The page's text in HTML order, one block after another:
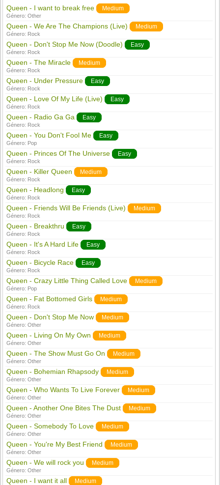
Queen - I want to break free Medium
Género:Other
Queen - We Are The Champions (Live) Medium
Género: Rock
Queen - Don't Stop Me Now (Doodle) Easy
Género: Rock
Queen - The Miracle Medium
Género: Rock
Queen - Under Pressure Easy
Género: Rock
Queen - Love Of My Life (Live) Easy
Género: Rock
Queen - Radio Ga Ga Easy
Género: Rock
Queen - You Don't Fool Me Easy
Género: Pop
Queen - Princes Of The Universe Easy
Género: Rock
Queen - Killer Queen Medium
Género: Rock
Queen - Headlong Easy
Género: Rock
Queen - Friends Will Be Friends (Live) Medium
Género: Rock
Queen - Breakthru Easy
Género: Rock
Queen - It's A Hard Life Easy
Género: Rock
Queen - Bicycle Race Easy
Género: Rock
Queen - Crazy Little Thing Called Love Medium
Género: Pop
Queen - Fat Bottomed Girls Medium
Género: Rock
Queen - Don't Stop Me Now Medium
Género:Other
Queen - Living On My Own Medium
Género:Other
Queen - The Show Must Go On Medium
Género:Other
Queen - Bohemian Rhapsody Medium
Género:Other
Queen - Who Wants To Live Forever Medium
Género:Other
Queen - Another One Bites The Dust Medium
Género:Other
Queen - Somebody To Love Medium
Género:Other
Queen - You're My Best Friend Medium
Género:Other
Queen - We will rock you Medium
Género:Other
Queen - I want it all Medium